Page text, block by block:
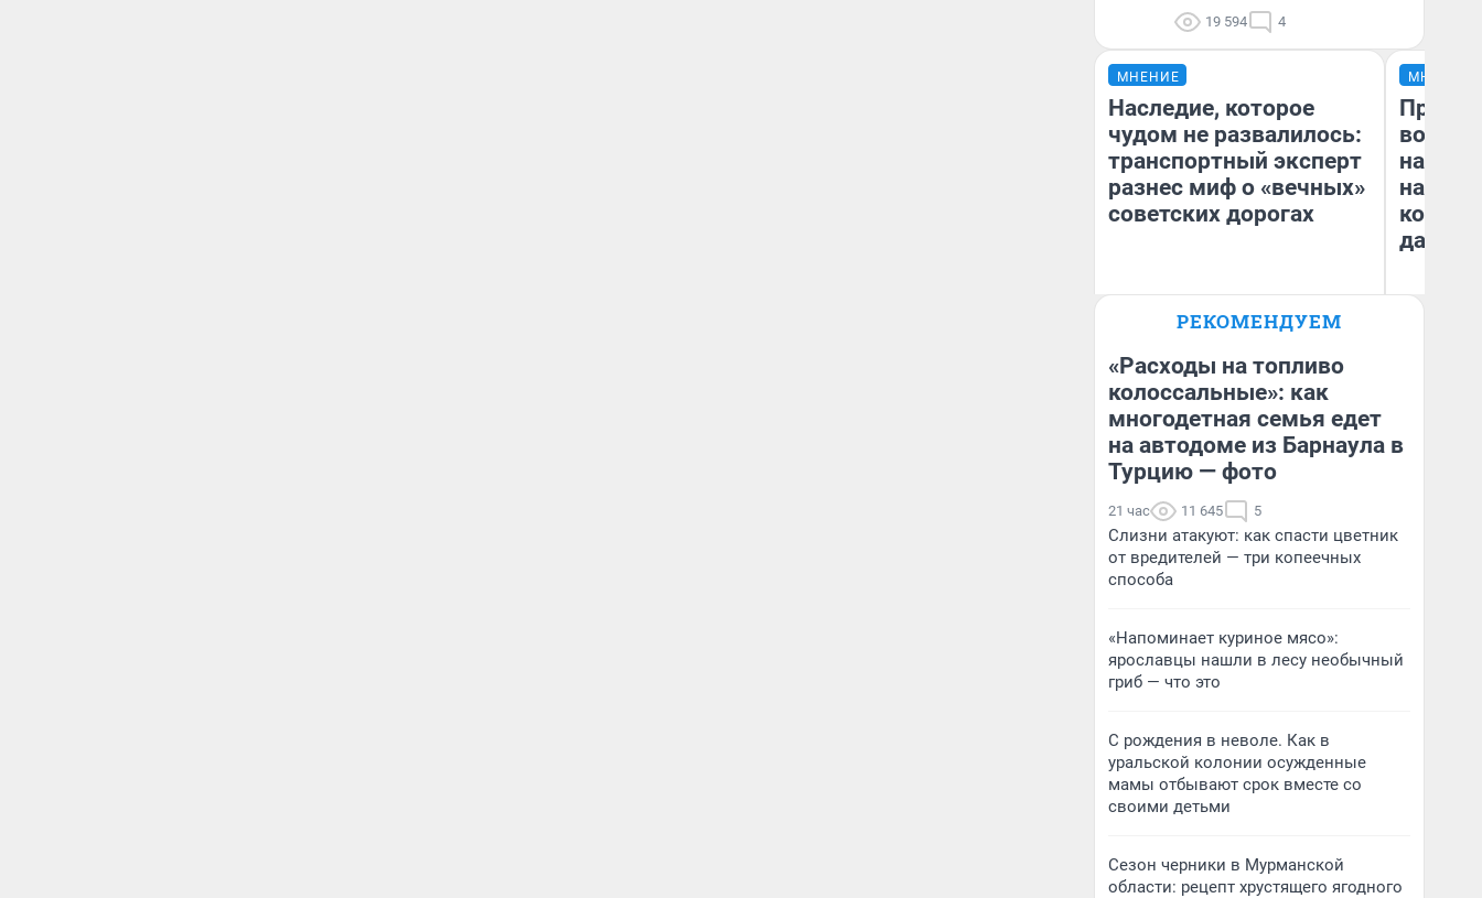
19 594 4
МНЕНИЕ
Наследие, которое
чудом не развалилось:
транспортный эксперт
разнес миф о «вечных»
советских дорогах
Блогер, предприниматель,
бизнесе
МНЕНИЕ
нам
даже
РЕКОМЕНДУЕМ
«Расходы на топливо
колоссальные»: как
многодетная семья едет
на автодоме из Барнаула в
Турцию — фото
21 час 11 645 5
Слизни атакуют: как спасти цветник
от вредителей — три копеечных
способа
«Напоминает куриное мясо»:
ярославцы нашли в лесу необычный
гриб — что это
С рождения в неволе. Как в
уральской колонии осужденные
мамы отбывают срок вместе со
своими детьми
Сезон черники в Мурманской
области: рецепт хрустящего ягодного